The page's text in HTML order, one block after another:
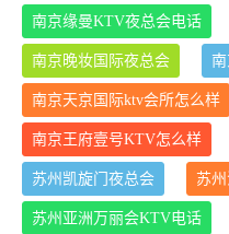
南京缘曼KTV夜总会电话
南京晚妆国际夜总会
南京天京国际ktv会所怎么样
南京王府壹号KTV怎么样
苏州凯旋门夜总会 苏
苏州亚洲万丽会KTV电话